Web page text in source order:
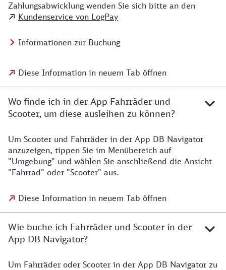
Zahlungsabwicklung wenden Sie sich bitte an den
Kundenservice von LogPay
Informationen zur Buchung
Diese Information in neuem Tab öffnen
Wo finde ich in der App Fahrräder und
Scooter, um diese ausleihen zu können?
Um Scooter und Fahrräder in der App DB Navigator
anzuzeigen, tippen Sie im Menübereich auf
"Umgebung" und wählen Sie anschließend die Ansicht
"Fahrrad" oder "Scooter" aus.
Diese Information in neuem Tab öffnen
Wie buche ich Fahrräder und Scooter in der
App DB Navigator?
Um Fahrräder oder Scooter in der App DB Navigator zu